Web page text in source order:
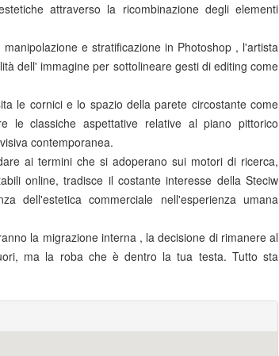
attraverso la ricombinazione degli elementi
e stratificazione in Photoshop , l'artista
dell' immagine per sottolineare gesti di editing come
le cornici e lo spazio della parete circostante come
le classiche aspettative relative al piano pittorico
contemporanea.
ai termini che si adoperano sui motori di ricerca,
online, tradisce il costante interesse della Steciw
dell'estetica commerciale nell'esperienza umana
la migrazione interna , la decisione di rimanere al
ma la roba che è dentro la tua testa. Tutto sta